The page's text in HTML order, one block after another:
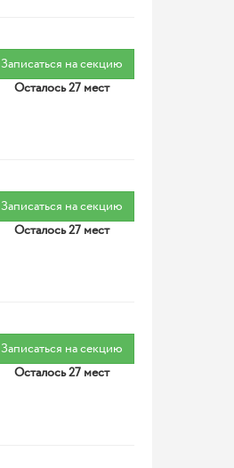
Записаться на секцию
Осталось 27 мест
Записаться на секцию
Осталось 27 мест
Записаться на секцию
Осталось 27 мест